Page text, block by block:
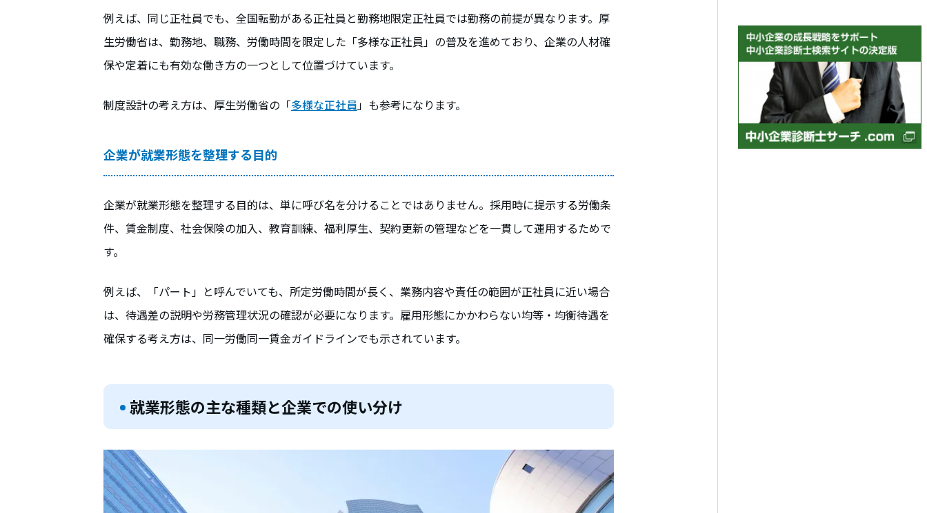
例えば、同じ正社員でも、全国転勤がある正社員と勤務地限定正社員では勤務の前提が異なります。厚
生労働省は、勤務地、職務、労働時間を限定した「多様な正社員」の普及を進めており、企業の人材確
保や定着にも有効な働き方の一つとして位置づけています。
制度設計の考え方は、厚生労働省の「多様な正社員」も参考になります。
企業が就業形態を整理する目的
企業が就業形態を整理する目的は、単に呼び名を分けることではありません。採用時に提示する労働条
件、賃金制度、社会保険の加入、教育訓練、福利厚生、契約更新の管理などを一貫して運用するためで
す。
例えば、「パート」と呼んでいても、所定労働時間が長く、業務内容や責任の範囲が正社員に近い場合
は、待遇差の説明や労務管理状況の確認が必要になります。雇用形態にかかわらない均等・均衡待遇を
確保する考え方は、同一労働同一賃金ガイドラインでも示されています。
就業形態の主な種類と企業での使い分け